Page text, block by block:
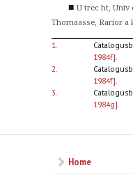
■ U trec ht, Univ
Thomaasse, Rarior a
1.
1984f]
2.
1984f]
3.
1984g]
Home